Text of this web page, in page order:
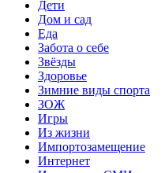
Дети
Дом и сад
Еда
Забота о себе
Звёзды
Здоровье
Зимние виды спорта
ЗОЖ
Игры
Из жизни
Импортозамещение
Интернет